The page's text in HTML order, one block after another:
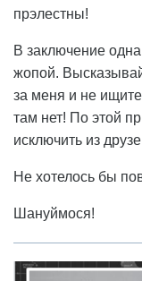
прэлестны!
В заключение
жопой.
за меня и не
там нет! По этой
исключить из
Не хотелось бы
Шануймося!